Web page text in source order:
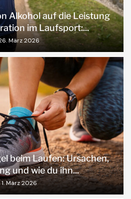
Alkohol auf die Leistung
im Laufsport:...
März 2026
beim Laufen: Ursachen,
und wie du ihn...
1. März 2026